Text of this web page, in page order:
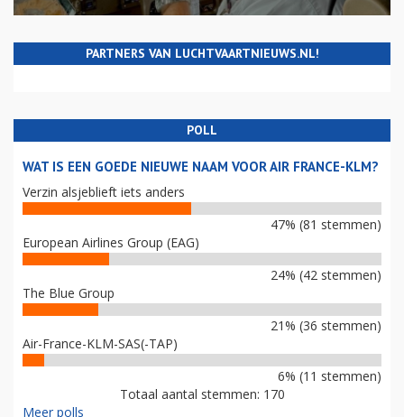
PARTNERS VAN LUCHTVAARTNIEUWS.NL!
POLL
WAT IS EEN GOEDE NIEUWE NAAM VOOR AIR FRANCE-KLM?
Verzin alsjeblieft iets anders
47% (81 stemmen)
European Airlines Group (EAG)
24% (42 stemmen)
The Blue Group
21% (36 stemmen)
Air-France-KLM-SAS(-TAP)
6% (11 stemmen)
Totaal aantal stemmen: 170
Meer polls